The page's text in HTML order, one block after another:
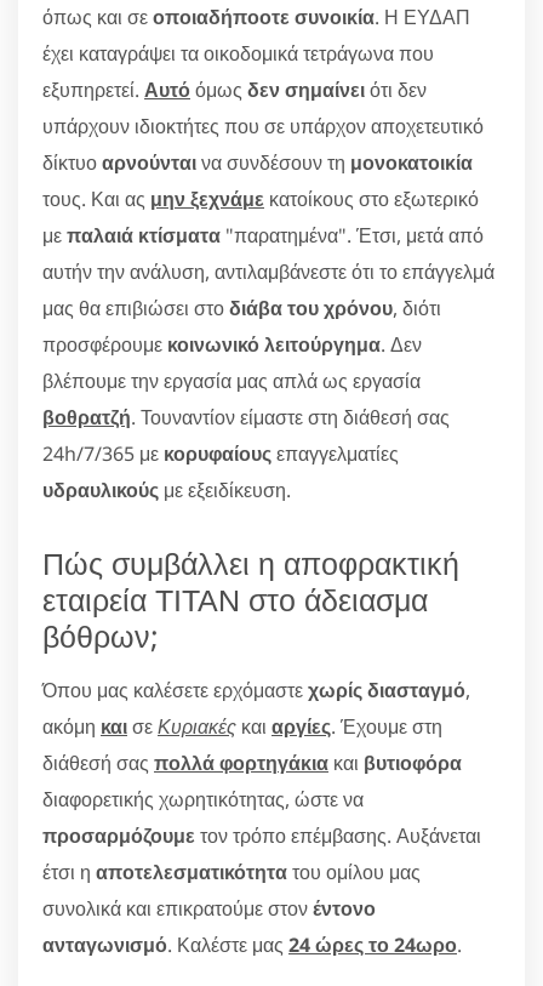
όπως και σεοποιαδήποοτε συνοικία. Η ΕΥΔΑΠ
έχει καταγράψει τα οικοδομικά τετράγωνα που
εξυπηρετεί. Αυτόόμως δεν σημαίνειότι δεν
υπάρχουν ιδιοκτήτες που σε υπάρχον αποχετευτικό
δίκτυοαρνούνταινα συνδέσουν τη μονοκατοικία
τους. Και ας μην ξεχνάμε κατοίκους στο εξωτερικό
μεπαλαιά κτίσματα "παρατημένα". Έτσι, μετά από
αυτήν την ανάλυση, αντιλαμβάνεστε ότι το επάγγελμά
μας θα επιβιώσει στοδιάβα του χρόνου, διότι
προσφέρουμε κοινωνικό λειτούργημα. Δεν
βλέπουμε την εργασία μας απλά ως εργασία
βοθρατζή. Τουναντίον είμαστε στη διάθεσή σας
24h/7/365 με κορυφαίουςεπαγγελματίες
υδραυλικούς με εξειδίκευση.
Πώς συμβάλλει η αποφρακτική
εταιρεία ΤΙΤΑΝ στο άδειασμα
βόθρων;
Όπου μας καλέσετε ερχόμαστεχωρίς διασταγμό,
ακόμη καισεΚυριακές και αργίες. Έχουμε στη
διάθεσή σας πολλά φορτηγάκια και βυτιοφόρα
διαφορετικής χωρητικότητας, ώστε να
προσαρμόζουμε τον τρόπο επέμβασης. Αυξάνεται
έτσι η αποτελεσματικότητατου ομίλου μας
συνολικά και επικρατούμε στονέντονο
ανταγωνισμό. Καλέστε μας 24 ώρες το 24ωρο.